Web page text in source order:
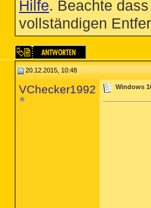
Hilfe. Beachte
vollständigen
20.12.2015, 10:48
VChecker1992 Windows